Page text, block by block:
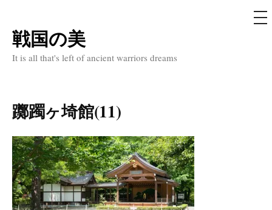
コ
ン
ツ
へ
ス
キ
ッ
プ
戦国の美
It is all that's left of ancient warriors dreams
メ
ニ
躑躅ヶ埼館(11)